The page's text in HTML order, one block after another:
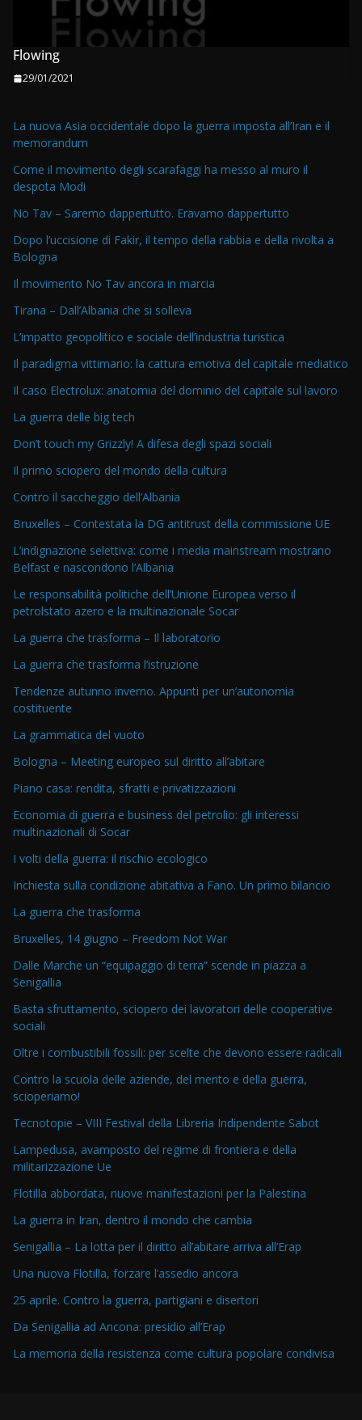
Flowing
29/01/2021
La nuova Asia occidentale dopo la guerra imposta all’Iran e il
memorandum
Come il movimento degli scarafaggi ha messo al muro il
despota Modi
No Tav – Saremo dappertutto. Eravamo dappertutto
Dopo l’uccisione di Fakir, il tempo della rabbia e della rivolta a
Bologna
Il movimento No Tav ancora in marcia
Tirana – Dall’Albania che si solleva
L’impatto geopolitico e sociale dell’industria turistica
Il paradigma vittimario: la cattura emotiva del capitale mediatico
Il caso Electrolux: anatomia del dominio del capitale sul lavoro
La guerra delle big tech
Don’t touch my Grizzly! A difesa degli spazi sociali
Il primo sciopero del mondo della cultura
Contro il saccheggio dell’Albania
Bruxelles – Contestata la DG antitrust della commissione UE
L’indignazione selettiva: come i media mainstream mostrano
Belfast e nascondono l’Albania
Le responsabilità politiche dell’Unione Europea verso il
petrolstato azero e la multinazionale Socar
La guerra che trasforma – Il laboratorio
La guerra che trasforma l’istruzione
Tendenze autunno inverno. Appunti per un’autonomia
costituente
La grammatica del vuoto
Bologna – Meeting europeo sul diritto all’abitare
Piano casa: rendita, sfratti e privatizzazioni
Economia di guerra e business del petrolio: gli interessi
multinazionali di Socar
I volti della guerra: il rischio ecologico
Inchiesta sulla condizione abitativa a Fano. Un primo bilancio
La guerra che trasforma
Bruxelles, 14 giugno – Freedom Not War
Dalle Marche un “equipaggio di terra” scende in piazza a
Senigallia
Basta sfruttamento, sciopero dei lavoratori delle cooperative
sociali
Oltre i combustibili fossili: per scelte che devono essere radicali
Contro la scuola delle aziende, del merito e della guerra,
scioperiamo!
Tecnotopie – VIII Festival della Libreria Indipendente Sabot
Lampedusa, avamposto del regime di frontiera e della
militarizzazione Ue
Flotilla abbordata, nuove manifestazioni per la Palestina
La guerra in Iran, dentro il mondo che cambia
Senigallia – La lotta per il diritto all’abitare arriva all’Erap
Una nuova Flotilla, forzare l’assedio ancora
25 aprile. Contro la guerra, partigiani e disertori
Da Senigallia ad Ancona: presidio all’Erap
La memoria della resistenza come cultura popolare condivisa